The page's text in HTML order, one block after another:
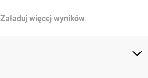
Załaduj więcej wyników